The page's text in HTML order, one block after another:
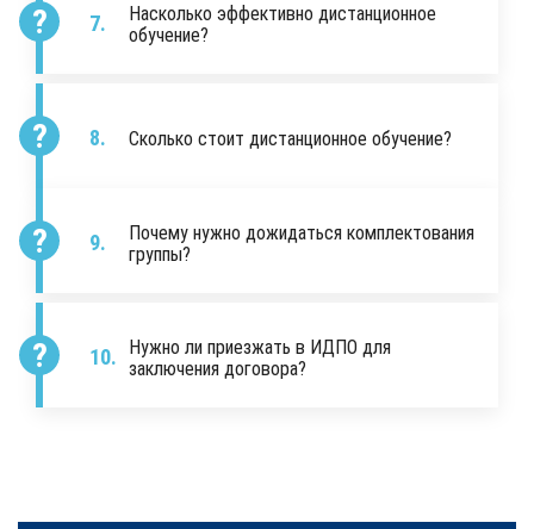
Насколько эффективно дистанционное
обучение?
Сколько стоит дистанционное обучение?
Почему нужно дожидаться комплектования
группы?
Нужно ли приезжать в ИДПО для
заключения договора?